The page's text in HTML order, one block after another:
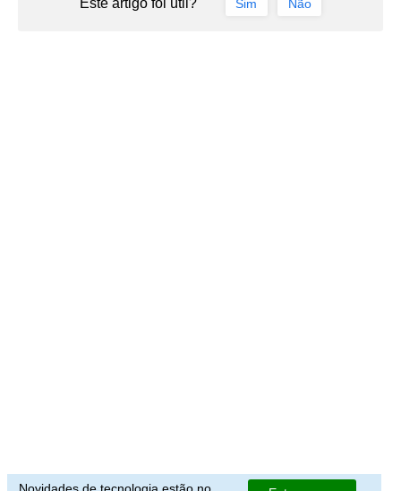
Este artigo foi útil? Sim Não